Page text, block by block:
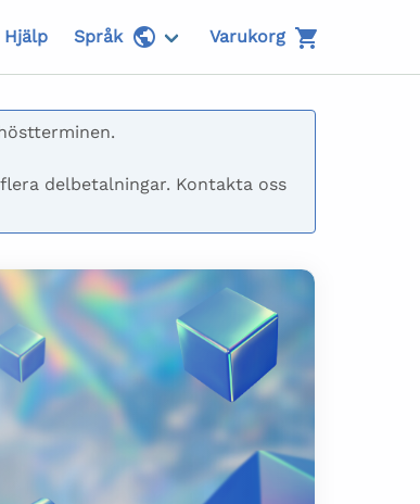
Hjälp Språk Varukorg
delbetalningar. Kontakta oss